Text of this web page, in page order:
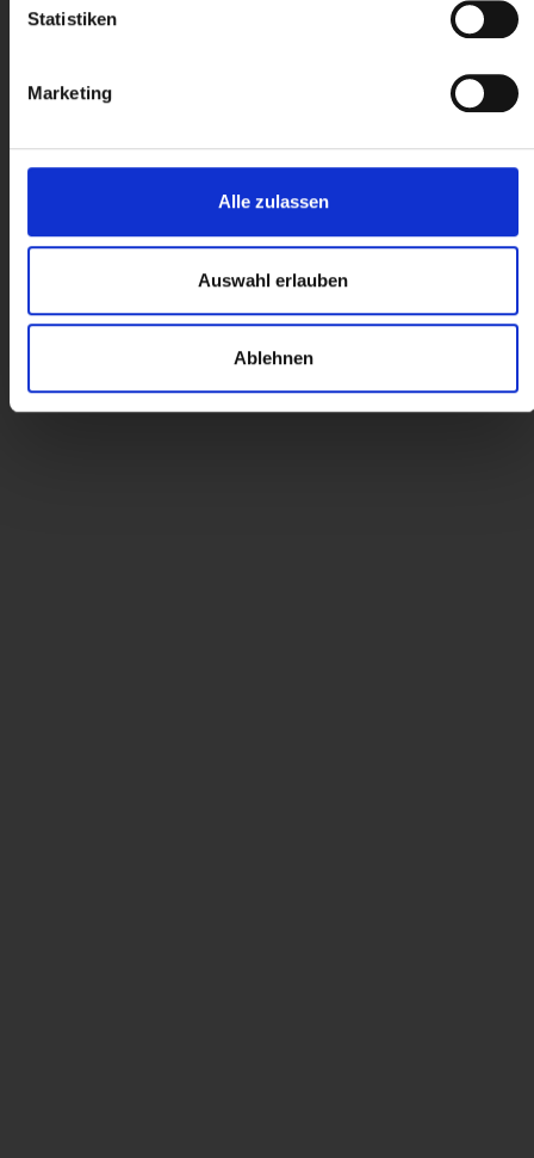
Statistiken
Marketing
Alle zulassen
Auswahl erlauben
Ablehnen